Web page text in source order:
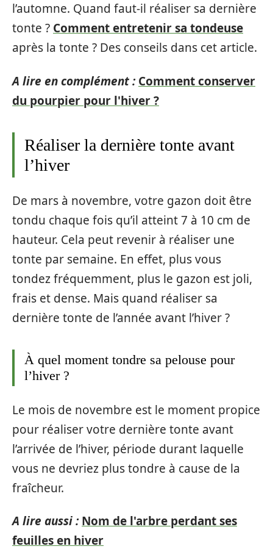
l’automne. Quand faut-il réaliser sa dernière
tonte ? Comment entretenir sa tondeuse
après la tonte ? Des conseils dans cet article.
A lire en complément : Comment conserver
du pourpier pour l'hiver ?
Réaliser la dernière tonte avant
l’hiver
De mars à novembre, votre gazon doit être
tondu chaque fois qu’il atteint 7 à 10 cm de
hauteur. Cela peut revenir à réaliser une
tonte par semaine. En effet, plus vous
tondez fréquemment, plus le gazon est joli,
frais et dense. Mais quand réaliser sa
dernière tonte de l’année avant l’hiver ?
À quel moment tondre sa pelouse pour
l’hiver ?
Le mois de novembre est le moment propice
pour réaliser votre dernière tonte avant
l’arrivée de l’hiver, période durant laquelle
vous ne devriez plus tondre à cause de la
fraîcheur.
A lire aussi : Nom de l'arbre perdant ses
feuilles en hiver